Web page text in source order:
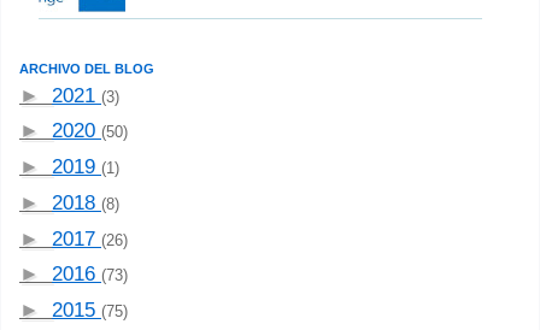
ARCHIVO DEL BLOG
► 2021 (3)
► 2020 (50)
► 2019 (1)
► 2018 (8)
► 2017 (26)
► 2016 (73)
► 2015 (75)